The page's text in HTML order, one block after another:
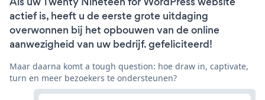
actief is, heeft u de eerste grote uitdaging
overwonnen bij het opbouwen van de online
aanwezigheid van uw bedrijf. gefeliciteerd!
Maar daarna komt a tough question: hoe draw in, captivate,
turn en meer bezoekers te ondersteunen?